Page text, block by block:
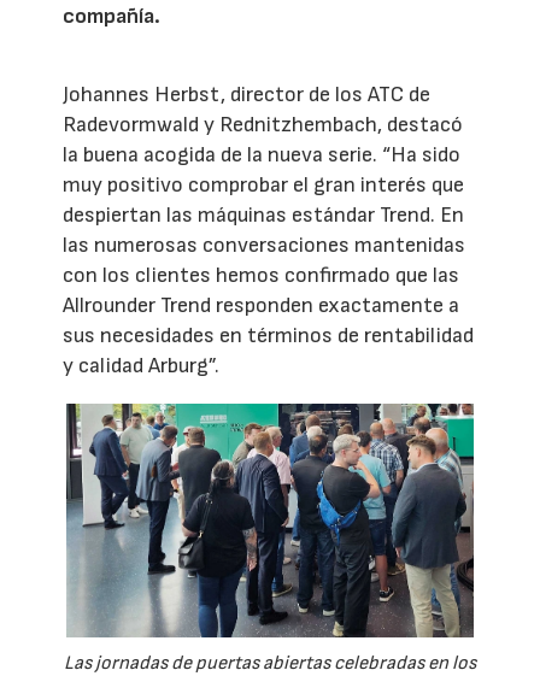
compañía.
Johannes Herbst, director de los ATC de
Radevormwald y Rednitzhembach, destacó
la buena acogida de la nueva serie. “Ha sido
muy positivo comprobar el gran interés que
despiertan las máquinas estándar Trend. En
las numerosas conversaciones mantenidas
con los clientes hemos confirmado que las
Allrounder Trend responden exactamente a
sus necesidades en términos de rentabilidad
y calidad Arburg”.
Las jornadas de puertas abiertas celebradas en los